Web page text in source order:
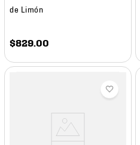
de Limón
$829 .00